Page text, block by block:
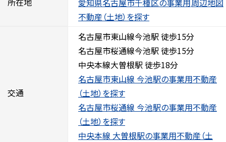
不動産（土地）を探す
交通
名古屋市東山線今池駅 徒歩15分
名古屋市桜通線今池駅 徒歩15分
中央本線大曽根駅 徒歩18分
名古屋市東山線 今池駅の事業用不動産
（土地）を探す
名古屋市桜通線 今池駅の事業用不動産
（土地）を探す
中央本線 大曽根駅の事業用不動産（土